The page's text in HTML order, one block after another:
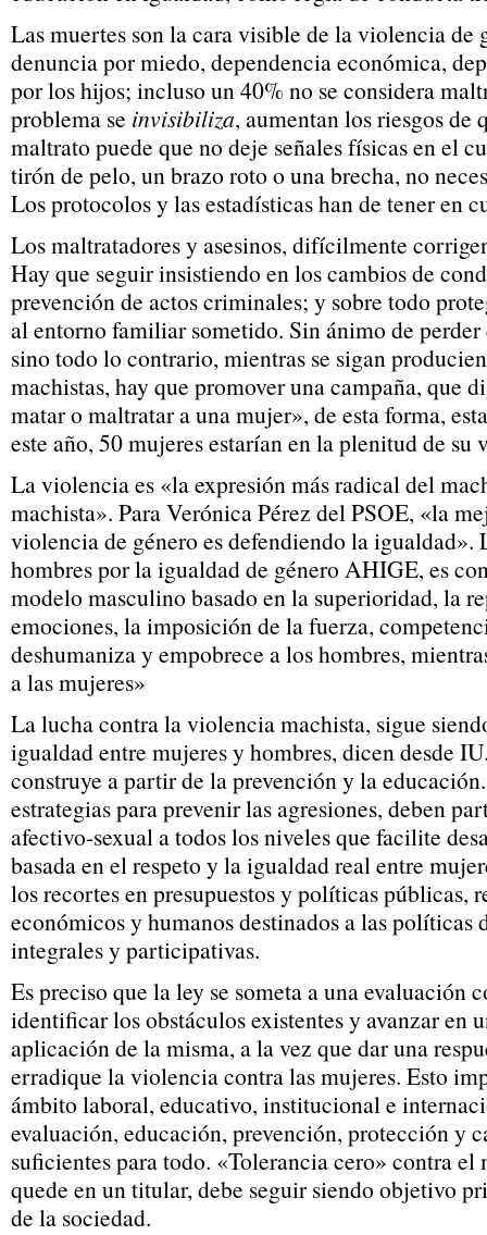
Las muertes son la cara visible de la violencia de
denuncia por miedo, dependencia económica,
por los hijos; incluso un 40% no se considera
problema se invisibiliza, aumentan los riesgos de
maltrato puede que no deje señales físicas en el
tirón de pelo, un brazo roto o una brecha, no
Los protocolos y las estadísticas han de tener en
Los maltratadores y asesinos, difícilmente
Hay que seguir insistiendo en los cambios de
prevención de actos criminales; y sobre todo
al entorno familiar sometido. Sin ánimo de
sino todo lo contrario, mientras se sigan
machistas, hay que promover una campaña, que
matar o maltratar a una mujer», de esta forma,
este año, 50 mujeres estarían en la plenitud de su
La violencia es «la expresión más radical del
machista». Para Verónica Pérez del PSOE, «la
violencia de género es defendiendo la igualdad».
hombres por la igualdad de género AHIGE, es
modelo masculino basado en la superioridad, la
emociones, la imposición de la fuerza,
deshumaniza y empobrece a los hombres,
a las mujeres»
La lucha contra la violencia machista, sigue
igualdad entre mujeres y hombres, dicen desde
construye a partir de la prevención y la
estrategias para prevenir las agresiones, deben
afectivo-sexual a todos los niveles que facilite
basada en el respeto y la igualdad real entre
los recortes en presupuestos y políticas públicas,
económicos y humanos destinados a las políticas
integrales y participativas.
Es preciso que la ley se someta a una evaluación
identificar los obstáculos existentes y avanzar en
aplicación de la misma, a la vez que dar una
erradique la violencia contra las mujeres. Esto
ámbito laboral, educativo, institucional e
evaluación, educación, prevención, protección y
suficientes para todo. «Tolerancia cero» contra el
quede en un titular, debe seguir siendo objetivo
de la sociedad.